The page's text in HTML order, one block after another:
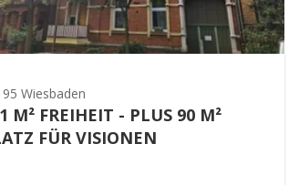
Wiesbaden
M² FREIHEIT - PLUS 90 M²
FÜR VISIONEN